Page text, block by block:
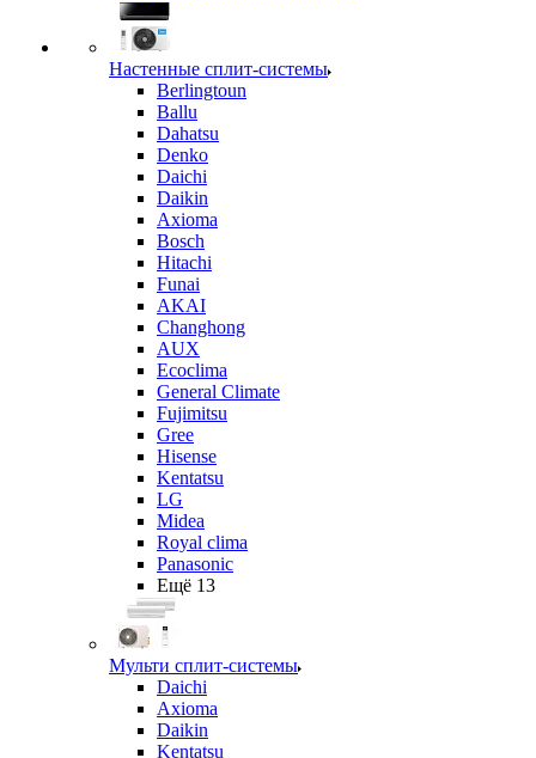
Настенные сплит-системы
Berlingtoun
Ballu
Dahatsu
Denko
Daichi
Daikin
Axioma
Bosch
Hitachi
Funai
AKAI
Changhong
AUX
Ecoclima
General Climate
Fujimitsu
Gree
Hisense
Kentatsu
LG
Midea
Royal clima
Panasonic
Ещё 13
Мульти сплит-системы
Daichi
Axioma
Daikin
Kentatsu